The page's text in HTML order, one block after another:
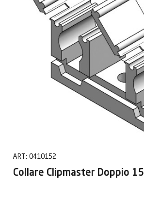
ART: 0410152
Collare Clipmaster Doppio